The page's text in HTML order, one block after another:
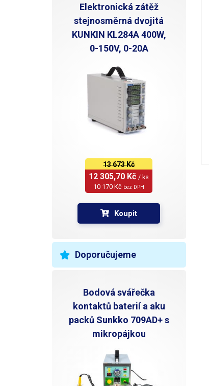
Elektronická zátěž
stejnosměrná dvojitá
KUNKIN KL284A 400W,
0-150V, 0-20A
13 673 Kč
12 305,70 Kč / ks
10 170 Kč bez DPH
Koupit
Doporučujeme
Bodová svářečka
kontaktů baterií a aku
packů Sunkko 709AD+ s
mikropájkou